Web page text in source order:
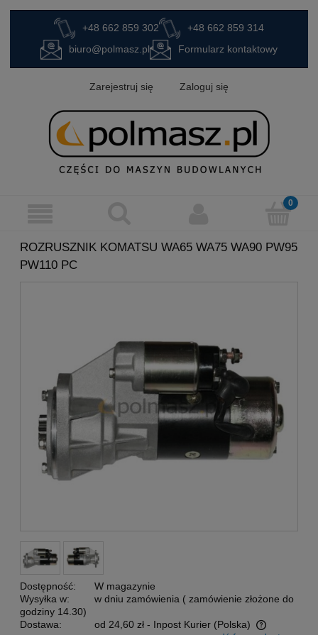
+48 662 859 302
+48 662 859 314
biuro@polmasz.pl
Formularz kontaktowy
Zarejestruj się Zaloguj się
ROZRUSZNIK KOMATSU WA65 WA75 WA90 PW95
PW110 PC
Dostępność:
W magazynie
Wysyłka w:
w dniu zamówienia ( zamówienie złożone do
godziny 14.30)
Dostawa:
od 24,60 zł - Inpost Kurier (Polska)